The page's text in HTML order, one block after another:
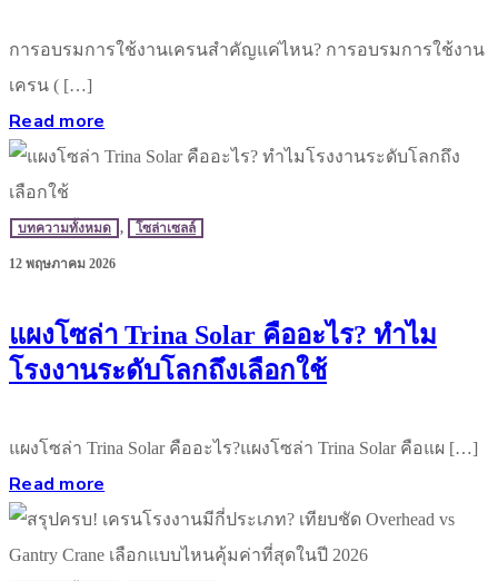
การอบรมการใช้งานเครนสำคัญแค่ไหน? การอบรมการใช้งาน
เครน ( […]
Read more
บทความทั้งหมด , โซล่าเซลล์
12 พฤษภาคม 2026
แผงโซล่า Trina Solar คืออะไร? ทำไม
โรงงานระดับโลกถึงเลือกใช้
แผงโซล่า Trina Solar คืออะไร?แผงโซล่า Trina Solar คือแผ […]
Read more